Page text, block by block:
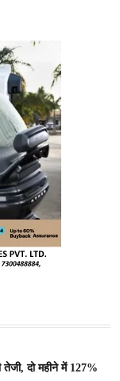
दो महीने में 127%